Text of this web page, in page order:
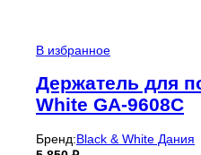
В избранное
Держатель для
White GA-9608C
Бренд:Black & White Дания